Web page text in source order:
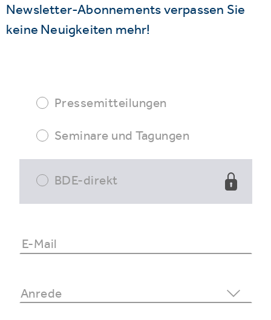
Newsletter-Abonnements verpassen Sie
keine Neuigkeiten mehr!
Pressemitteilungen
Seminare und Tagungen
BDE-direkt